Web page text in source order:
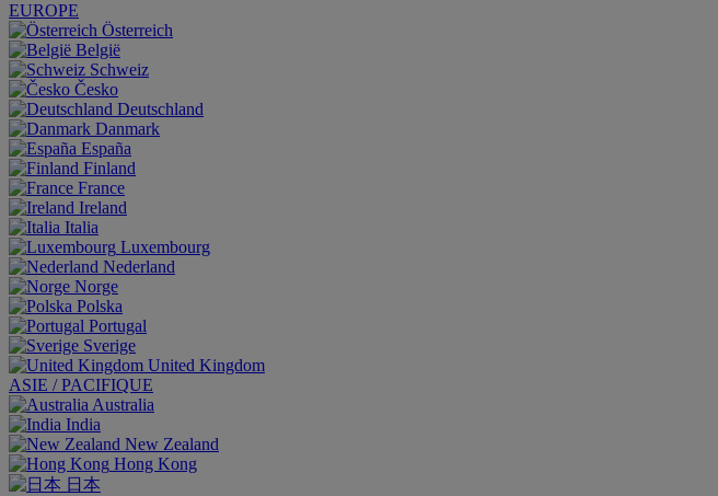
EUROPE
Österreich
België
Schweiz
Česko
Deutschland
Danmark
España
Finland
France
Ireland
Italia
Luxembourg
Nederland
Norge
Polska
Portugal
Sverige
United Kingdom
ASIE / PACIFIQUE
Australia
India
New Zealand
Hong Kong
日本